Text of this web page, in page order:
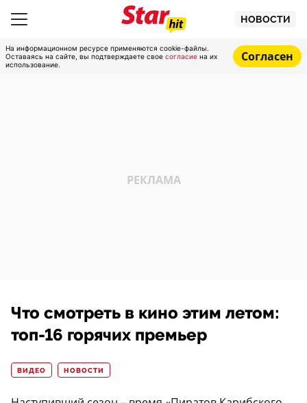
НОВОСТИ
На информационном ресурсе применяются cookie-файлы.
Оставаясь на сайте, вы подтверждаете свое согласие на их
использование.
Согласен
Что смотреть в кино этим летом:
топ-16 горячих премьер
ВИДЕО НОВОСТИ